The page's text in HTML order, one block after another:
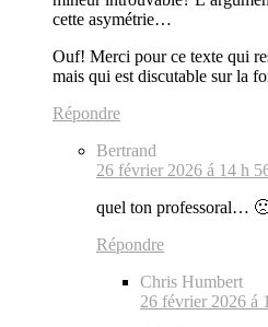
cette asymétrie…
Ouf! Merci pour ce texte qui
mais qui est discutable sur la
Répondre
Bertrand
26 février 2026 á 14 h
quel ton professoral…
Répondre
Chris Humbert
26 février 2026 á